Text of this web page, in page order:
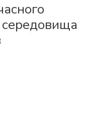
середовища